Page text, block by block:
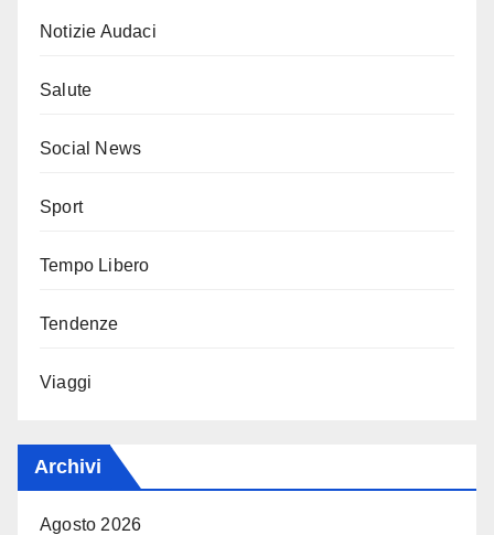
Notizie Audaci
Salute
Social News
Sport
Tempo Libero
Tendenze
Viaggi
Archivi
Agosto 2026